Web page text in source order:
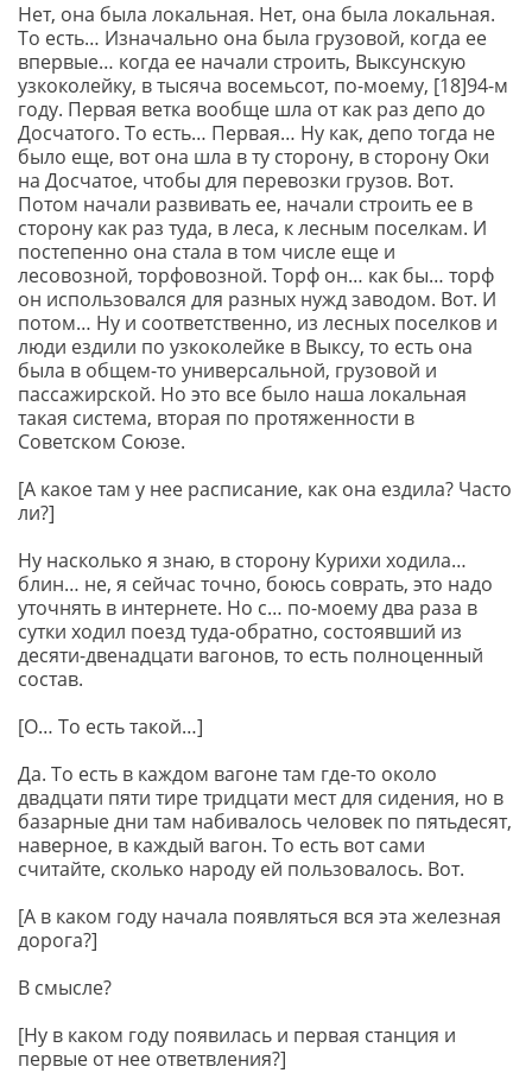
Нет, она была локальная. Нет, она была локальная.
То есть… Изначально она была грузовой, когда ее
впервые… когда ее начали строить, Выксунскую
узкоколейку, в тысяча восемьсот, по-моему, [18]94-м
году. Первая ветка вообще шла от как раз депо до
Досчатого. То есть… Первая… Ну как, депо тогда не
было еще, вот она шла в ту сторону, в сторону Оки
на Досчатое, чтобы для перевозки грузов. Вот.
Потом начали развивать ее, начали строить ее в
сторону как раз туда, в леса, к лесным поселкам. И
постепенно она стала в том числе еще и
лесовозной, торфовозной. Торф он… как бы… торф
он использовался для разных нужд заводом. Вот. И
потом… Ну и соответственно, из лесных поселков и
люди ездили по узкоколейке в Выксу, то есть она
была в общем-то универсальной, грузовой и
пассажирской. Но это все было наша локальная
такая система, вторая по протяженности в
Советском Союзе.
[А какое там у нее расписание, как она ездила? Часто
ли?]
Ну насколько я знаю, в сторону Курихи ходила…
блин… не, я сейчас точно, боюсь соврать, это надо
уточнять в интернете. Но с… по-моему два раза в
сутки ходил поезд туда-обратно, состоявший из
десяти-двенадцати вагонов, то есть полноценный
состав.
[О… То есть такой…]
Да. То есть в каждом вагоне там где-то около
двадцати пяти тире тридцати мест для сидения, но в
базарные дни там набивалось человек по пятьдесят,
наверное, в каждый вагон. То есть вот сами
считайте, сколько народу ей пользовалось. Вот.
[А в каком году начала появляться вся эта железная
дорога?]
В смысле?
[Ну в каком году появилась и первая станция и
первые от нее ответвления?]